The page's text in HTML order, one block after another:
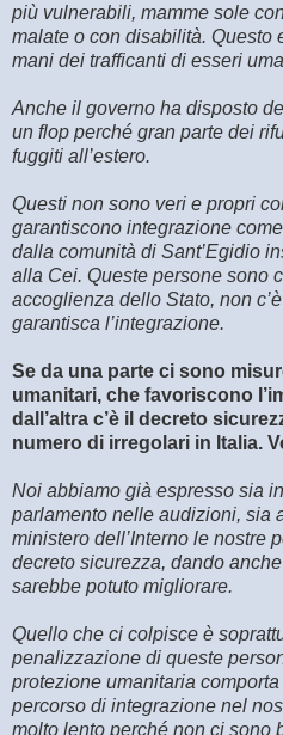
più vulnerabili, mamme sole
malate o con disabilità. Questo
mani dei trafficanti di esseri
Anche il governo ha disposto
un flop perché gran parte dei
fuggiti all’estero.
Questi non sono veri e propri
garantiscono integrazione
dalla comunità di Sant’Egidio
alla Cei. Queste persone sono
accoglienza dello Stato, non
garantisca l’integrazione.
Se da una parte ci sono
umanitari, che favoriscono
dall’altra c’è il decreto
numero di irregolari in Italia.
Noi abbiamo già espresso sia
parlamento nelle audizioni, sia
ministero dell’Interno le nostre
decreto sicurezza, dando
sarebbe potuto migliorare.
Quello che ci colpisce è
penalizzazione di queste
protezione umanitaria
percorso di integrazione nel
molto lento perché non ci sono